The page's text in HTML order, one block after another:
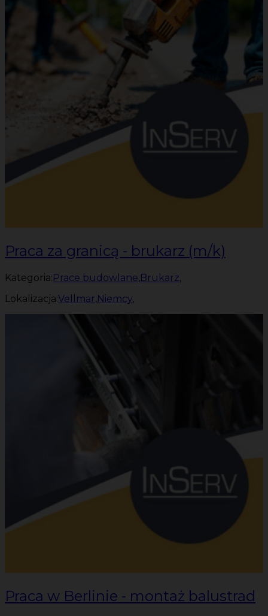
Praca za granicą - brukarz (m/k)
Kategoria:Prace budowlane,Brukarz,
Lokalizacja:Vellmar,Niemcy,
Praca w Berlinie - montaż balustrad